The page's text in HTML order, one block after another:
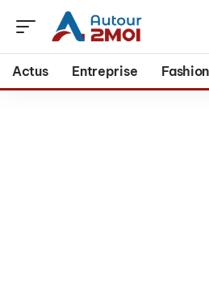
Actus Entreprise Fashion